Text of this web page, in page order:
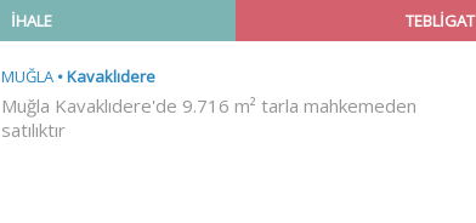
İHALE TEBLİGAT
MUĞLA Kavaklıdere
Muğla Kavaklıdere'de 9.716 m² tarla mahkemeden
satılıktır